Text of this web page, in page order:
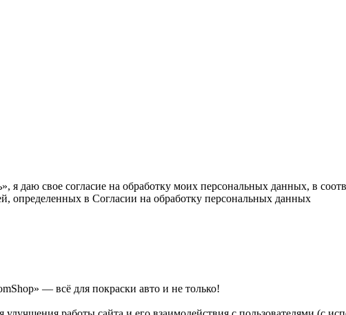
я даю свое согласие на обработку моих персональных данных, в
определенных в Согласии на обработку персональных данных
— всё для покраски авто и не только!